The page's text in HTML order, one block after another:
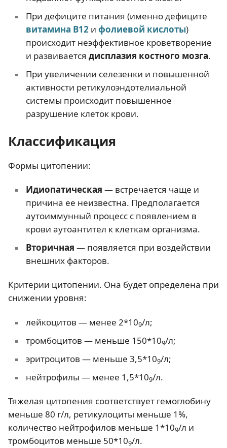
При дефиците питания (именно дефиците
витамина В12и фолиевой кислоты)
происходит неэффективное кроветворение
и развивается дисплазия костного мозга.
При увеличении селезенки и повышенной
активности ретикулоэндотелиальной
системы происходит повышенное
разрушение клеток крови.
Классификация
Формы цитопении:
Идиопатическая — встречается чаще и
причина ее неизвестна. Предполагается
аутоиммунный процесс с появлением в
крови аутоантител к клеткам организма.
Вторичная — появляется при воздействии
внешних факторов.
Критерии цитопении. Она будет определена при
снижении уровня:
лейкоцитов — менее 2*109/л;
тромбоцитов — меньше 150*109/л;
эритроцитов — меньше 3,5*109/л;
нейтрофилы — менее 1,5*109/л.
Тяжелая цитопения соответствует гемоглобину
меньше 80 г/л, ретикулоциты меньше 1%,
количество нейтрофилов меньше 1*109/л и
тромбоцитов меньше 50*109/л.